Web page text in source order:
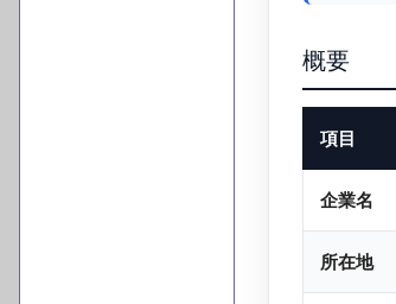
概要
項目
企業名
所在地